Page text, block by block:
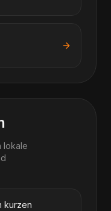
lokale
kurzen